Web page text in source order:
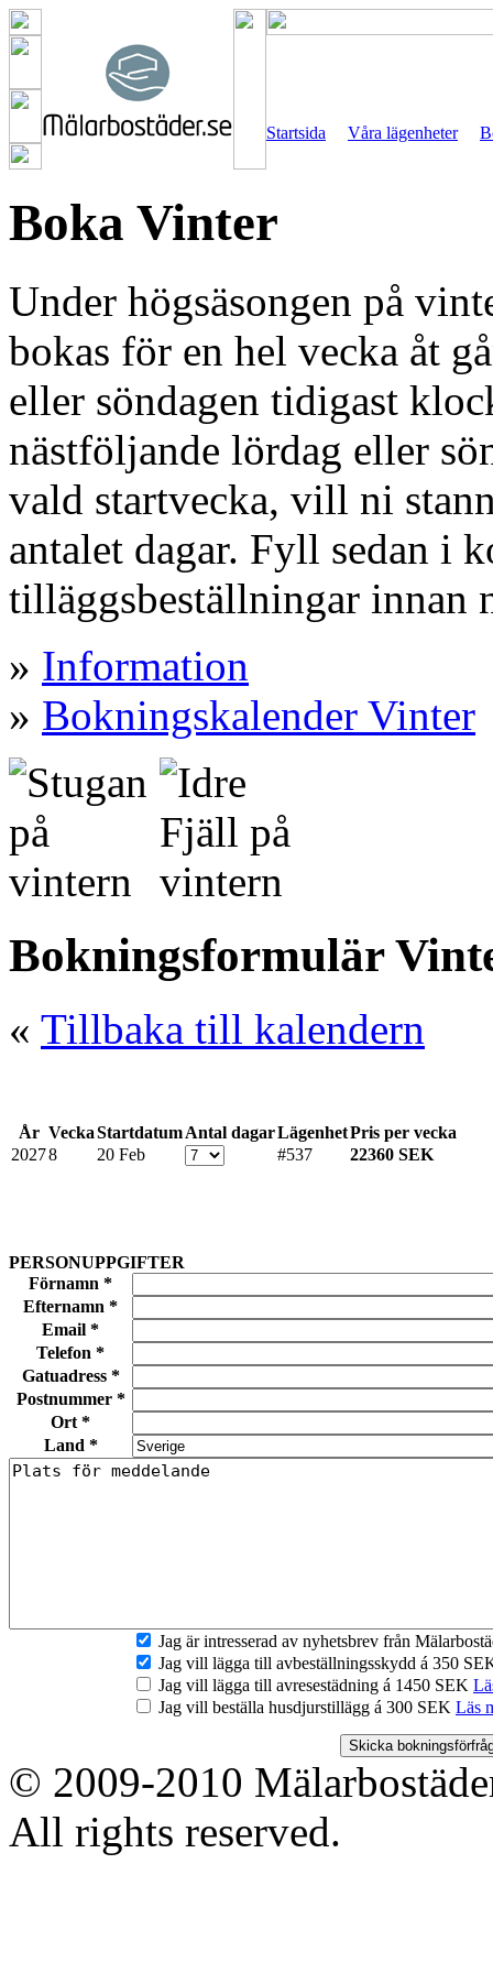
Startsida Våra lägenheter
Boka Vinter
Under högsäsongen på
bokas för en hel vecka åt
eller söndagen tidigast
nästföljande lördag eller
vald startvecka, vill ni
antalet dagar. Fyll sedan i
tilläggsbeställningar innan
» Information
» Bokningskalender Vinter
Bokningsformulär
« Tillbaka till kalendern
År VeckaStartdatumAntal dagarLägenhetPris per vecka
20278 20 Feb #537 22360 SEK
PERSONUPPGIFTER
Förnamn *
Efternamn *
Email *
Telefon *
Gatuadress *
Postnummer *
Ort *
Land *
Jag är intresserad av nyhetsbrev från
Jag vill lägga till avbeställningsskydd á 350
Jag vill lägga till avresestädning á 1450 SEK
Jag vill beställa husdjurstillägg á 300 SEK Läs
© 2009-2010
All rights reserved.